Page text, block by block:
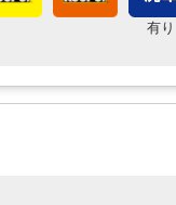
有り